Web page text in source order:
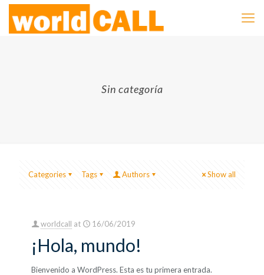
Sin categoría
Categories Tags Authors Show all
worldcall at 16/06/2019
¡Hola, mundo!
Bienvenido a WordPress. Esta es tu primera entrada.